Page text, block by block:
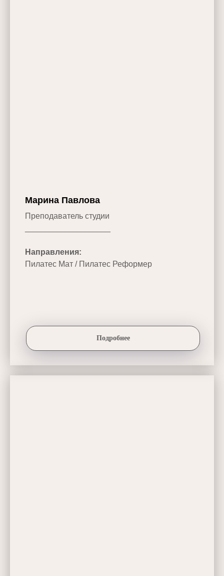
Марина Павлова
Преподаватель студии
Направления:
Пилатес Мат / Пилатес Реформер
Подробнее